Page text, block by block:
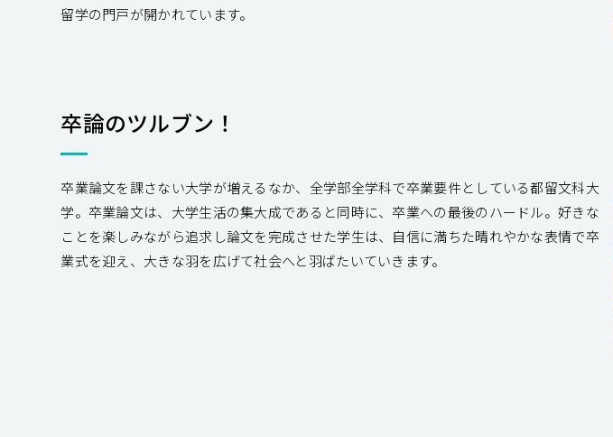
留学の門戸が開かれています。
卒論のツルブン！
卒業論文を課さない大学が増えるなか、全学部全学科で卒業要件としている都留文科大
学。卒業論文は、大学生活の集大成であると同時に、卒業への最後のハードル。好きな
ことを楽しみながら追求し論文を完成させた学生は、自信に満ちた晴れやかな表情で卒
業式を迎え、大きな羽を広げて社会へと羽ばたいていきます。